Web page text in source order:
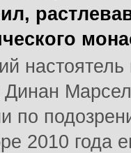
настоятель
Динан
по
2010 года